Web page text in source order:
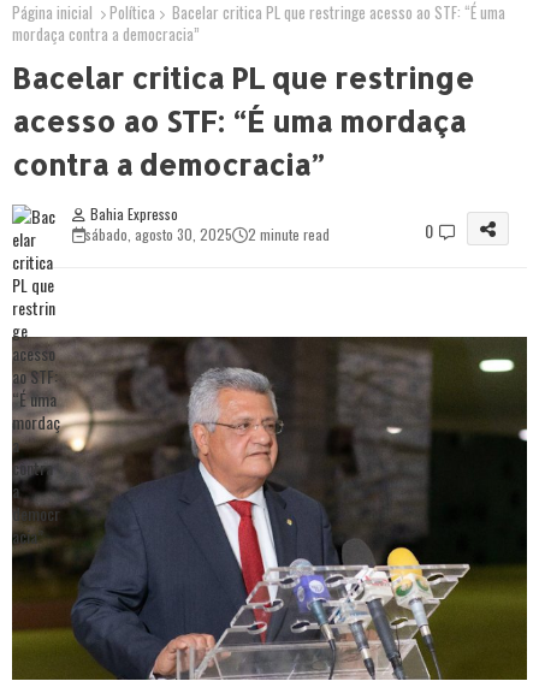
Página inicial Política
Bacelar critica PL que restringe acesso ao STF: “É uma
mordaça contra a democracia”
Bacelar critica PL que restringe
acesso ao STF: “É uma mordaça
contra a democracia”
Bahia Expresso
sábado, agosto 30, 2025
2 minute read 0